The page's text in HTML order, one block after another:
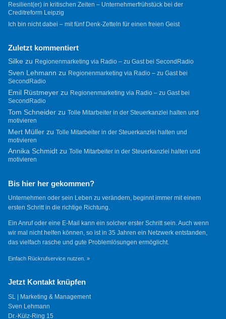
Resilient(er) in kritischen Zeiten – Unternehmerfrühstück bei der
Creditreform Leipzig
Ich bin nicht dabei – mit fünf Denk-Zetteln für einen freien Geist
Zuletzt kommentiert
Silkezu Regionenmarketing via Radio – zu Gast bei SecondRadio
Sven Lehmann zu Regionenmarketing via Radio – zu Gast bei
SecondRadio
Emil Rüstmeyerzu Regionenmarketing via Radio – zu Gast bei
SecondRadio
Tom Schneiderzu Tolle Mitarbeiter in der Steuerkanzlei halten und
motivieren
Mert Müllerzu Tolle Mitarbeiter in der Steuerkanzlei halten und
motivieren
Annika Schmidtzu Tolle Mitarbeiter in der Steuerkanzlei halten und
motivieren
Bis hier her gekommen?
Unternehmen oder sein Leben zu verändern, beginnt immer mit einem
ersten Schritt in die richtige Richtung.
Ein Anruf oder eine E-Mail kann ein solcher erster Schritt sein. Auch wenn
wir mal nicht helfen können, so ist in 35 Jahren ein Netzwerk entstanden,
das vielfach rasche und gute Problemlösungen ermöglicht.
Einfach Rückrufservice nutzen. »
Jetzt Kontakt knüpfen
SL | Marketing & Management
Sven Lehmann
Dr.-Külz-Ring 15